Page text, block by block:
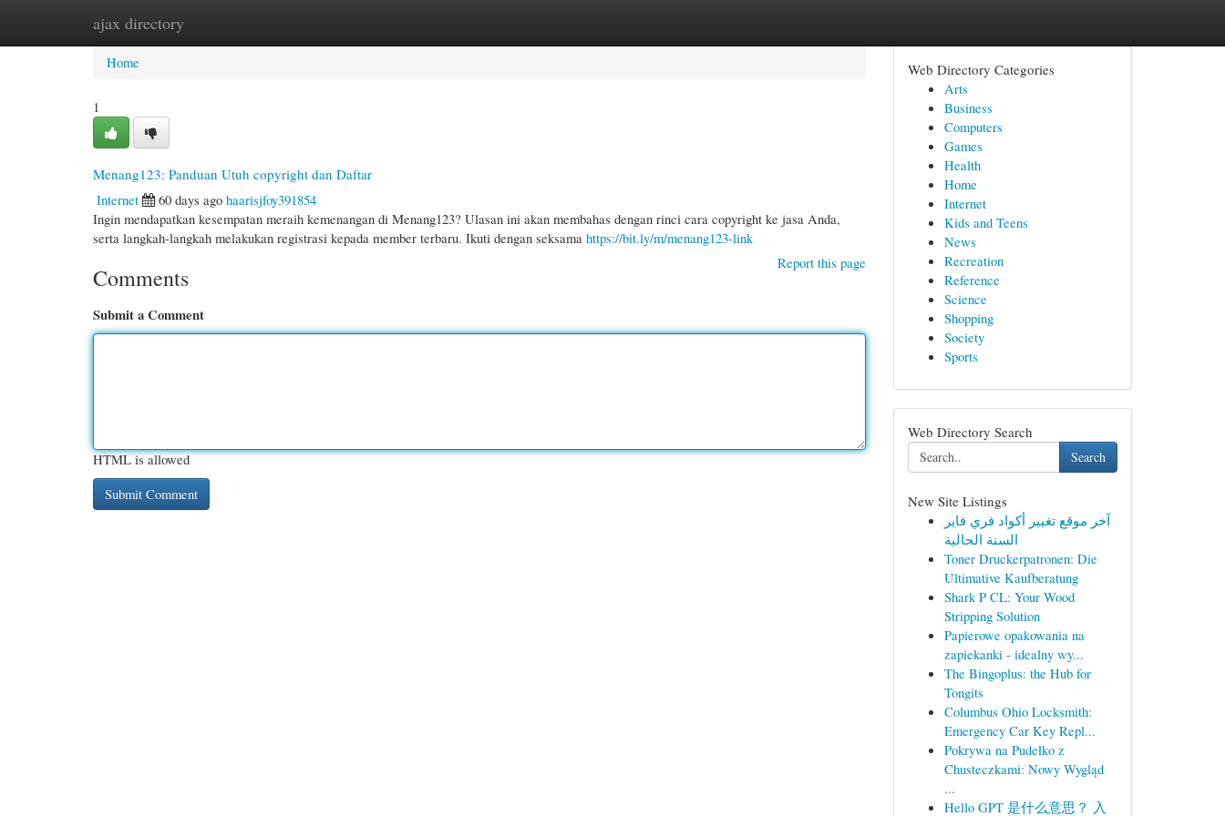
ajax directory
Home New Site Listings
Home
1
Menang123: Panduan Utuh copyright dan Daftar
Internet
60 days ago haarisjfoy391854
Ingin mendapatkan kesempatan meraih kemenangan di Menang123? Ulasan ini akan membahas dengan rinci cara copyright ke jasa Anda,
serta langkah-langkah melakukan registrasi kepada member terbaru. Ikuti dengan seksama https://bit.ly/m/menang123-link
Report this page
Comments
Submit a Comment
HTML is allowed
Web Directory Categories
Arts
Business
Computers
Games
Health
Home
Internet
Kids and Teens
News
Recreation
Reference
Science
Shopping
Society
Sports
Web Directory Search
Search
New Site Listings
آخر موقع تغيير أكواد فري فاير
السنة الحالية
Toner Druckerpatronen: Die
Ultimative Kaufberatung
Shark P CL: Your Wood
Stripping Solution
Papierowe opakowania na
zapiekanki - idealny wy...
The Bingoplus: the Hub for
Tongits
Columbus Ohio Locksmith:
Emergency Car Key Repl...
Pokrywa na Pudełko z
Chusteczkami: Nowy Wygląd
...
Hello GPT 是什么意思？ 入